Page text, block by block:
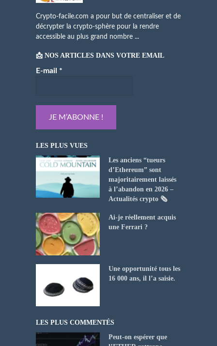
Crypto-facile.com a pour but de centraliser et de
décrypter la crypto-sphère pour la rendre
accessible au plus grand nombre ...
📩 NOS ARTICLES DANS VOTRE EMAIL
E-mail *
LES PLUS VUES
Les anciens “tueurs
d’Ethereum” sont
majoritairement laissés
à l’abandon en 2026 –
Actualités crypto 🗞️
Ai-je réellement acquis
une Ferrari ?
Une opportunité tous les
16 000 ans, il l’a saisie.
LES PLUS COMMENTÉS
Peut-on espérer que